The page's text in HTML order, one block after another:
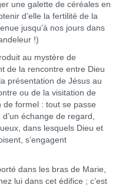
une galette de céréales en
d’elle la fertilité de la
jusqu’à nos jours dans
!)
au mystère de
de la rencontre entre Dieu
présentation de Jésus au
ou de la visitation de
de formel : tout se passe
échange de regard,
dans lesquels Dieu et
s’engagent
dans les bras de Marie,
lui dans cet édifice ; c’est